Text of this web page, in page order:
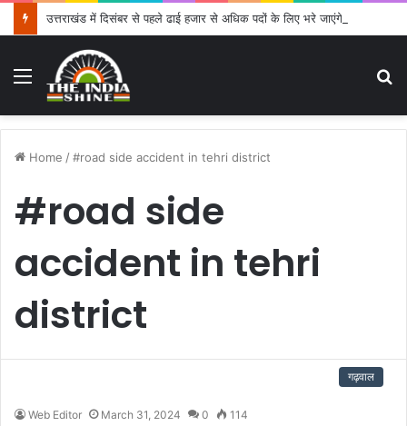
उत्तराखंड में दिसंबर से पहले ढाई हजार से अधिक पदों के लिए भरे जाएंगे फार्म
Menu
Home /#road side accident in tehri district
#road side
accident in tehri
district
गढ़वाल
Web Editor March 31, 2024 0 114